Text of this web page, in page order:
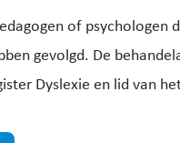
of psychologen
gevolgd. De
Dyslexie en lid van het